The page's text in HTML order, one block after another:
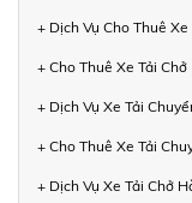
+ Dịch Vụ Cho Thuê
+ Cho Thuê Xe Tải
+ Dịch Vụ Xe Tải
+ Cho Thuê Xe Tải
+ Dịch Vụ Xe Tải Chở